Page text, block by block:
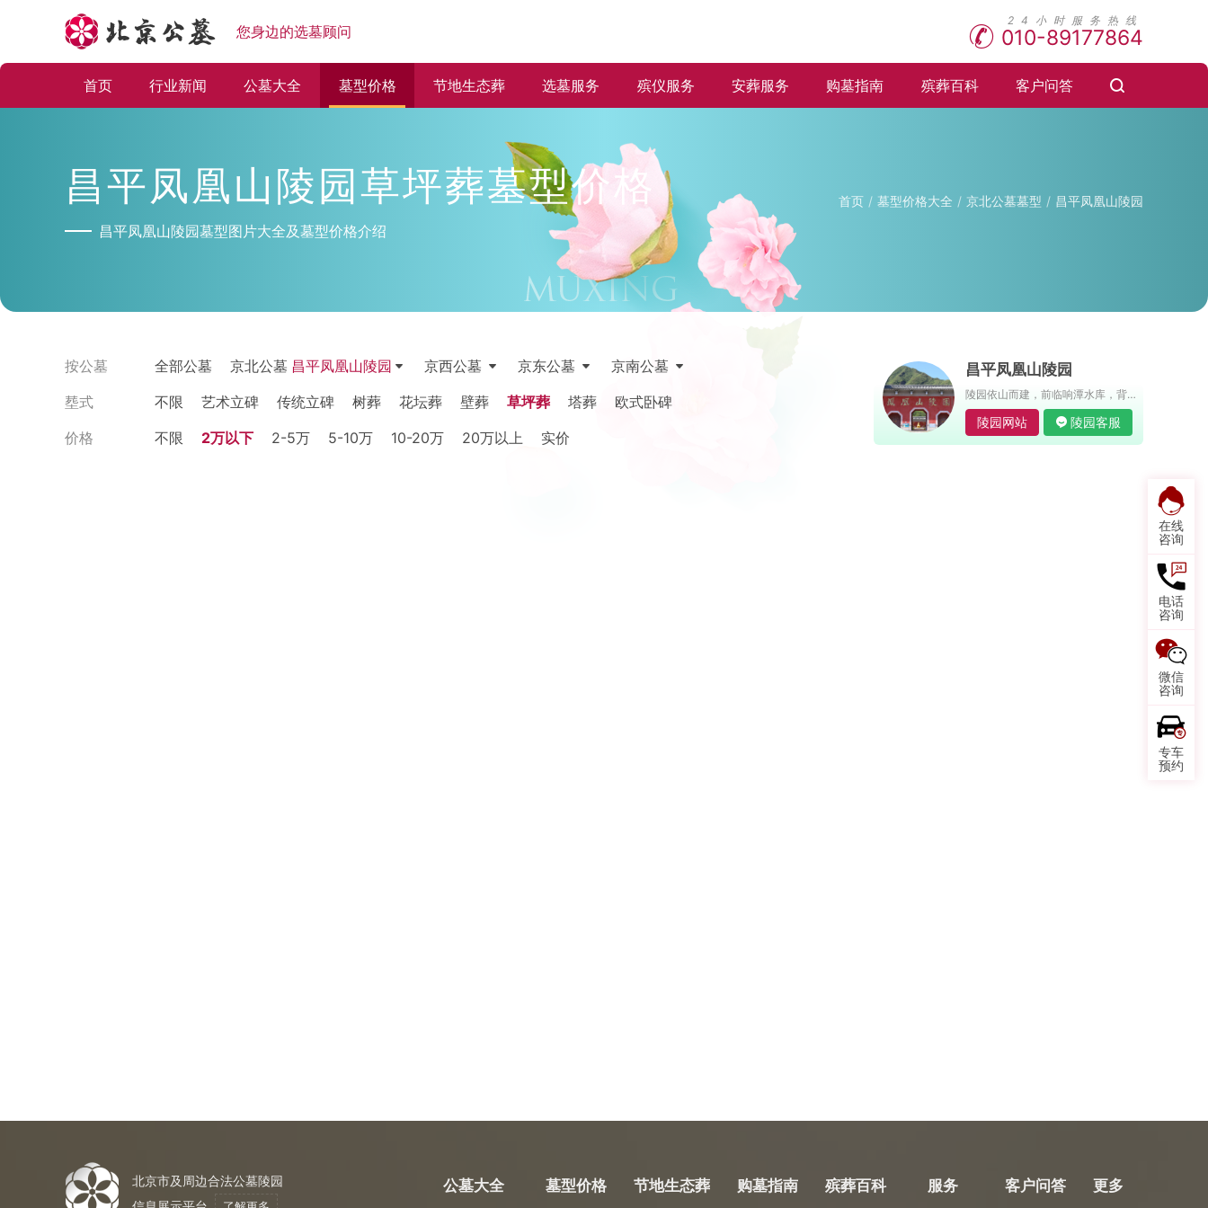
您身边的选墓顾问 010-89177864
首页 行业新闻 公墓大全 墓型价格 节地生态葬 选墓服务 殡仪服务 安葬服务 购墓指南 殡葬百科 客户问答
在线
咨询
电话
咨询
微信
咨询
专车
预约
昌平凤凰山陵园草坪葬墓型价格
昌平凤凰山陵园墓型图片大全及墓型价格介绍
首页 墓型价格大全 京北公墓墓型 昌平凤凰山陵园
按公墓 全部公墓 京北公墓 昌平凤凰山陵园 京西公墓 京东公墓
京南公墓
塟式
不限 艺术立碑 传统立碑 树葬 花坛葬 壁葬 草坪葬 塔葬
欧式卧碑
价格
不限 2万以下 2-5万 5-10万 10-20万 20万以上 实价
昌平凤凰山陵园
陵园依山而建，前临响潭水库，背靠居庸关长城，左侧山势绵长，右侧山势蜿蜒
陵园网站 陵园客服
北京市及周边合法公墓陵园
公墓大全 墓型价格 节地生态葬 购墓指南 殡葬百科 服务 客户问答 更多